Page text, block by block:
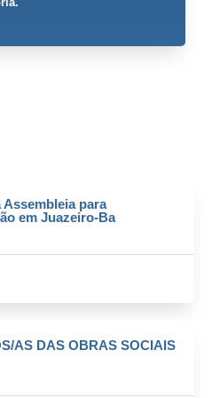
para
em Juazeiro-Ba
AS DAS OBRAS SOCIAIS